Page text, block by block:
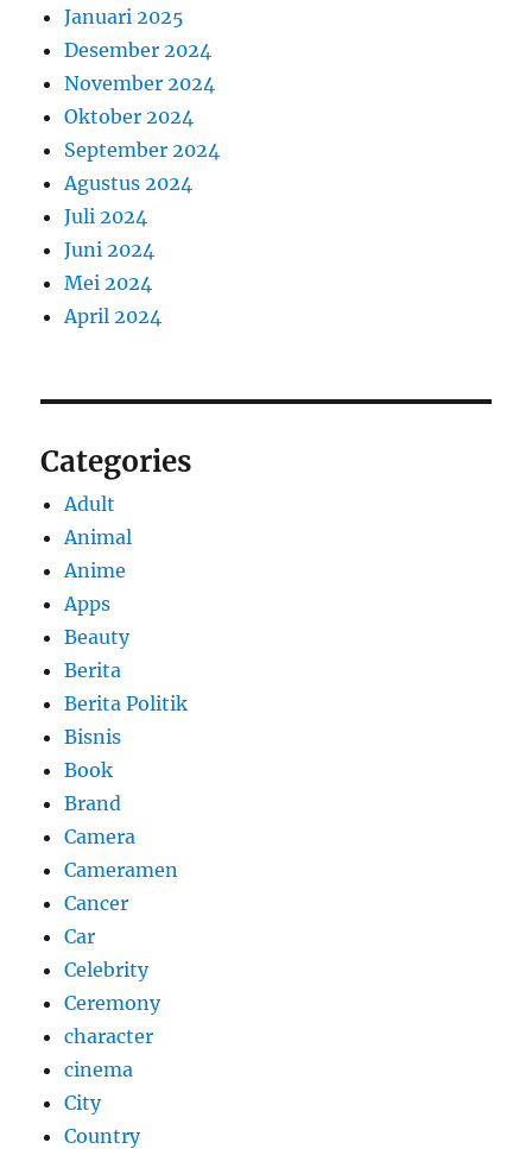
Januari 2025
Desember 2024
November 2024
Oktober 2024
September 2024
Agustus 2024
Juli 2024
Juni 2024
Mei 2024
April 2024
Categories
Adult
Animal
Anime
Apps
Beauty
Berita
Berita Politik
Bisnis
Book
Brand
Camera
Cameramen
Cancer
Car
Celebrity
Ceremony
character
cinema
City
Country